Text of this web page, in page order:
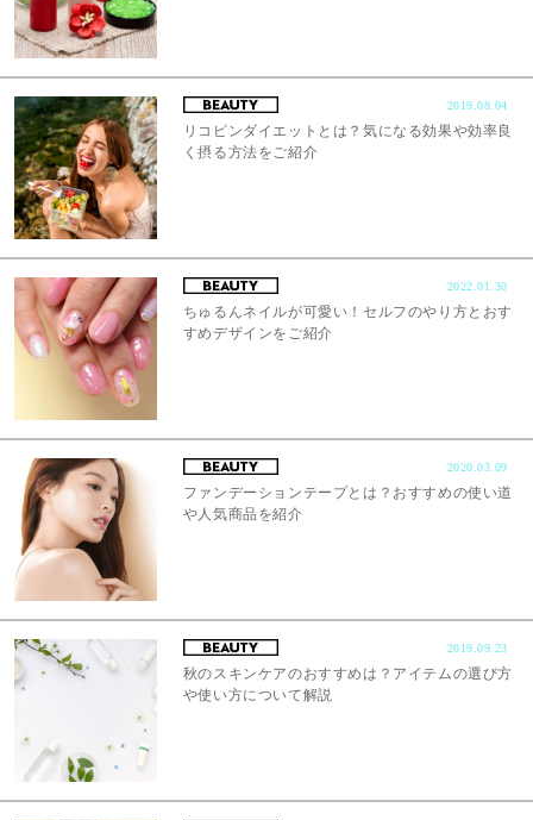
2019.08.04
リコピンダイエットとは？気になる効果や効率良
く摂る方法をご紹介
2022.01.30
ちゅるんネイルが可愛い！セルフのやり方とおす
すめデザインをご紹介
2020.03.09
ファンデーションテープとは？おすすめの使い道
や人気商品を紹介
2019.09.23
秋のスキンケアのおすすめは？アイテムの選び方
や使い方について解説